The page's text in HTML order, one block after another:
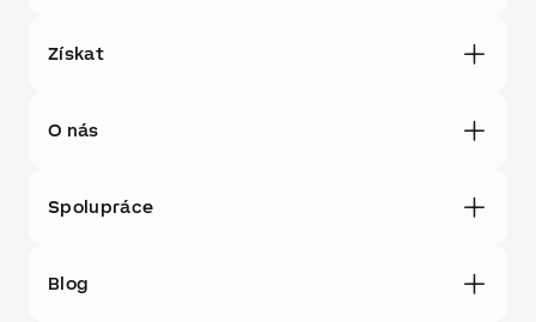
Získat
O nás
Spolupráce
Blog